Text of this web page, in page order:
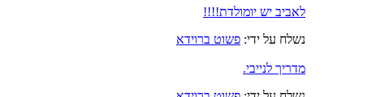
לאביב יש יומולדת!!!!
נשלח על ידי: פשוט ברוידא
מדריך לנייבי.